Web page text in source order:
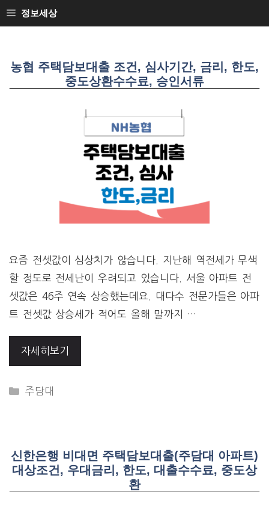
SKIP
TO
정보세상
농협 주택담보대출 조건, 심사기간, 금리, 한도,
중도상환수수료, 승인서류
요즘 전셋값이 심상치가 않습니다. 지난해 역전세가 무색
할 정도로 전세난이 우려되고 있습니다. 서울 아파트 전
셋값은 46주 연속 상승했는데요. 대다수 전문가들은 아파
트 전셋값 상승세가 적어도 올해 말까지 …
자세히보기
CATEGORIES
주담대
신한은행 비대면 주택담보대출(주담대 아파트)
대상조건, 우대금리, 한도, 대출수수료, 중도상
환